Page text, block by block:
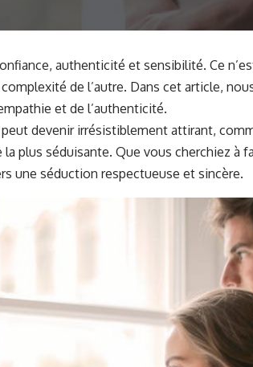
authenticité et sensibilité. Ce
de l’autre. Dans cet article,
et de l’authenticité.
devenir irrésistiblement attirant,
plus séduisante. Que vous cherchiez à
une séduction respectueuse et sincère.